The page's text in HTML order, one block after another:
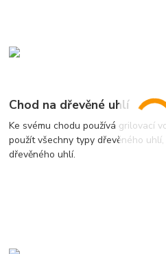
Chod na dřevěné uhlí
Ke svému chodu používá grilovací
použít všechny typy dřevěného
dřevěného uhlí.